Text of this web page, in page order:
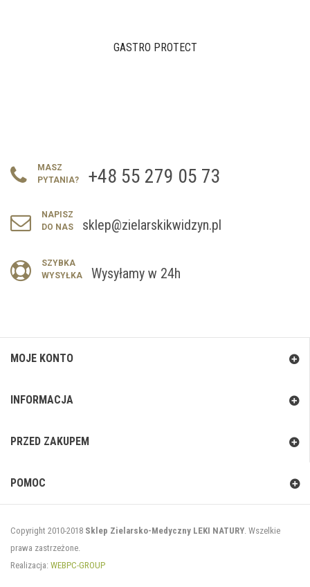
GASTRO PROTECT
MASZ
PYTANIA?
+48 55 279 05 73
NAPISZ
DO NAS
sklep@zielarskikwidzyn.pl
SZYBKA
WYSYŁKA
Wysyłamy w 24h
MOJE KONTO
INFORMACJA
PRZED ZAKUPEM
POMOC
Copyright 2010-2018 Sklep Zielarsko-Medyczny LEKI NATURY. Wszelkie
prawa zastrzeżone.
Realizacja: WEBPC-GROUP